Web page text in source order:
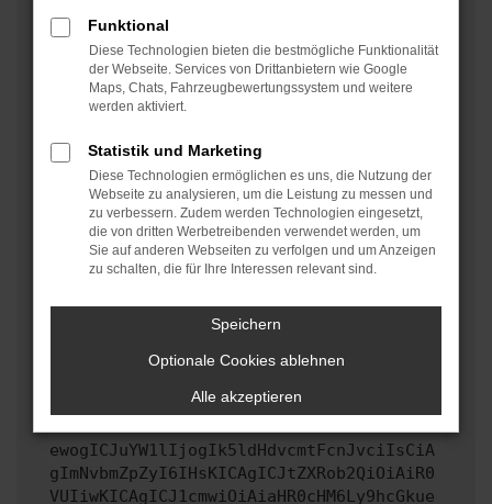
Starte dein Gerät neu.
Das kann manchmal helfen, vorübergehende
Probleme zu beheben.
Betriebssystem auf dem neuesten Stand sind.
Veraltete Software birgt nicht nur ein
Sicherheitsrisiko, sondern kann auch dazu führen,
dass bestimmte Funktionen nicht mehr unterstützt
werden.
Wende dich an den Webseitenbetreiber.
Wenn du alle oben genannten Schritte versucht hast,
kontaktiere uns bitte. Wir werden versuchen, das
Problem zu beheben. Du kannst uns diesen Text
schicken, um uns bei der Fehlersuche zu
ewogICJuYW1lIjogIk5ldHdvcmtFcnJvciIsCiA
gImNvbmZpZyI6IHsKICAgICJtZXRob2QiOiAiR0
VUIiwKICAgICJ1cmwiOiAiaHR0cHM6Ly9hcGkue
Funktional
Diese Technologien bieten die bestmögliche Funktionalität
der Webseite. Services von Drittanbietern wie Google
Maps, Chats, Fahrzeugbewertungssystem und weitere
werden aktiviert.
Statistik und Marketing
Diese Technologien ermöglichen es uns, die Nutzung der
Webseite zu analysieren, um die Leistung zu messen und
zu verbessern. Zudem werden Technologien eingesetzt,
die von dritten Werbetreibenden verwendet werden, um
Sie auf anderen Webseiten zu verfolgen und um Anzeigen
zu schalten, die für Ihre Interessen relevant sind.
Speichern
Optionale Cookies ablehnen
Alle akzeptieren